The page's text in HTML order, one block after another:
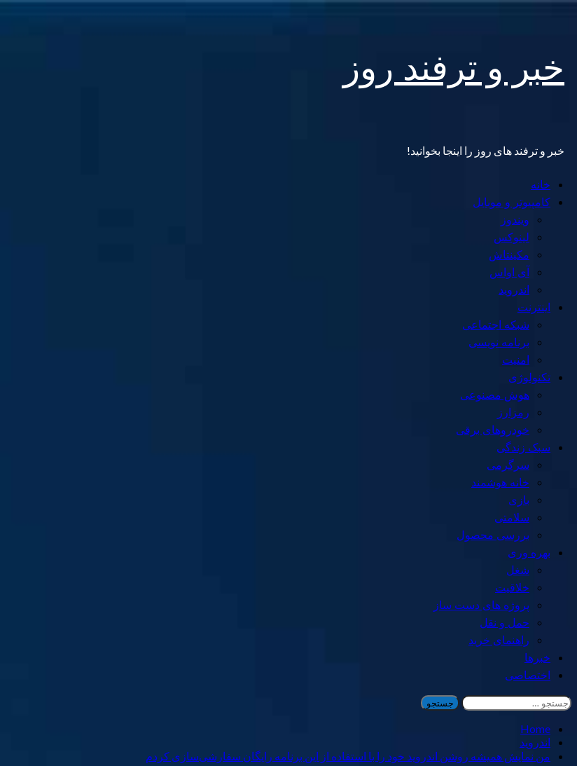
content
خبر و ترفند روز
خبر و ترفند های روز را اینجا بخوانید!
Primary
Menu
خانه
کامپیوتر و موبایل
ویندوز
لینوکس
مکینتاش
آی اواس
اندروید
اینترنت
شبکه اجتماعی
برنامه نویسی
امنیت
تکنولوژی
هوش مصنوعی
رمزارز
خودروهای برقی
سبک زندگی
سرگرمی
خانه هوشمند
بازی
سلامتی
بررسی محصول
بهره وری
شغل
خلاقیت
پروژه های دست ساز
حمل و نقل
راهنمای خرید
خبرها
اختصاصی
جستجو
برای:
Home
اندروید
من نمایش همیشه روشن اندروید خود را با استفاده از این برنامه رایگان سفارشی‌سازی کردم